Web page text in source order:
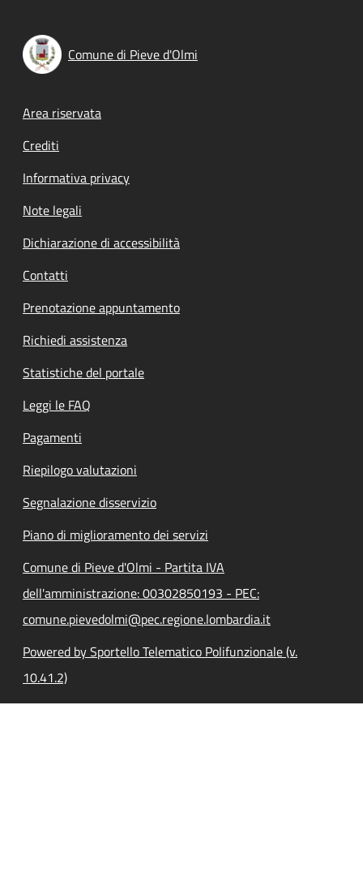
Comune di Pieve d'Olmi
Footer menu
Area riservata
Crediti
Informativa privacy
Note legali
Dichiarazione di accessibilità
Contatti
Prenotazione appuntamento
Richiedi assistenza
Statistiche del portale
Leggi le FAQ
Pagamenti
Riepilogo valutazioni
Segnalazione disservizio
Piano di miglioramento dei servizi
Comune di Pieve d'Olmi - Partita IVA
dell'amministrazione: 00302850193 - PEC:
comune.pievedolmi@pec.regione.lombardia.it
Powered by Sportello Telematico Polifunzionale (v.
10.41.2)